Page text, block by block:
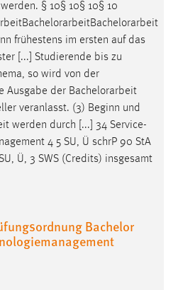
§ 10§ 10§ 10§ 10
BachelorarbeitBachelorarbeit
frühestens im ersten auf das
[...] Studierende bis zu
so wird von der
Ausgabe der Bachelorarbeit
veranlasst. (3) Beginn und
werden durch [...] 34 Service-
4 5 SU, Ü schrP 90 StA
Ü, 3 SWS (Credits) insgesamt
Bachelor